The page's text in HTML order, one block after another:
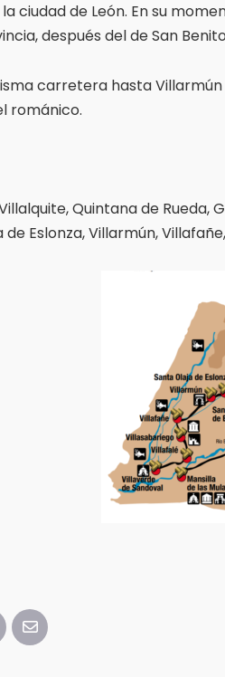
ciudad de León. En su
después del de San
carretera hasta
románico.
Quintana de Rueda,
de Eslonza, Villarmún,